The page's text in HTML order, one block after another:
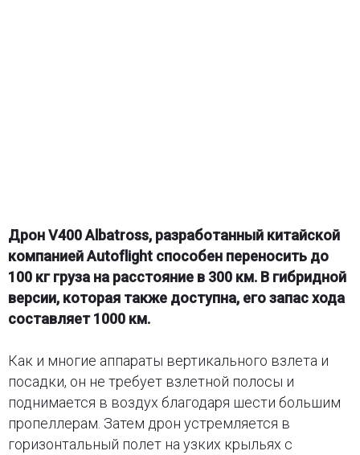
Дрон V400 Albatross, разработанный китайской
компанией Autoflight способен переносить до
100 кг груза на расстояние в 300 км. В гибридной
версии, которая также доступна, его запас хода
составляет 1000 км.
Как и многие аппараты вертикального взлета и
посадки, он не требует взлетной полосы и
поднимается в воздух благодаря шести большим
пропеллерам. Затем дрон устремляется в
горизонтальный полет на узких крыльях с